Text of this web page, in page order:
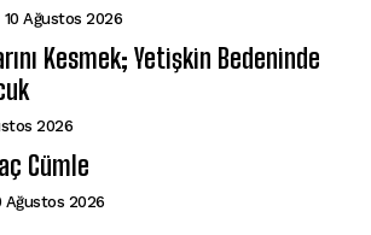
10 Ağustos 2026
Kesmek; Yetişkin Bedeninde
2026
Cümle
Ağustos 2026